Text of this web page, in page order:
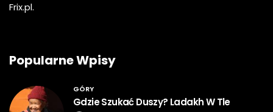
Frix.pl.
Popularne Wpisy
GÓRY
Gdzie Szukać Duszy? Ladakh W Tle